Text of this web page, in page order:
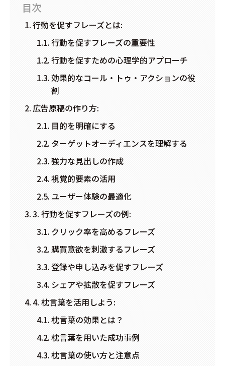
目次
行動を促すフレーズとは:
行動を促すフレーズの重要性
行動を促すための心理学的アプローチ
効果的なコール・トゥ・アクションの役
割
広告原稿の作り方:
目的を明確にする
ターゲットオーディエンスを理解する
強力な見出しの作成
視覚的要素の活用
ユーザー体験の最適化
3. 行動を促すフレーズの例:
クリック率を高めるフレーズ
購買意欲を刺激するフレーズ
登録や申し込みを促すフレーズ
シェアや拡散を促すフレーズ
4. 枕言葉を活用しよう:
枕言葉の効果とは？
枕言葉を用いた成功事例
枕言葉の使い方と注意点